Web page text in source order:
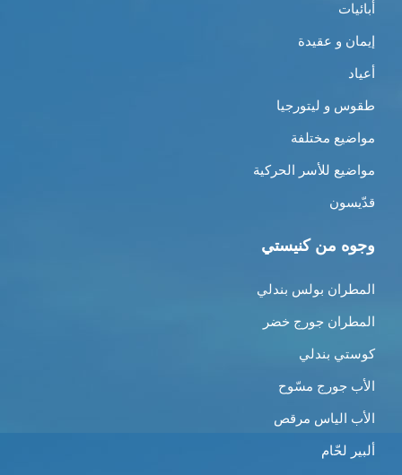
أبائيات
إيمان و عقيدة
أعياد
طقوس و ليتورجيا
مواضيع مختلفة
مواضيع للأسر الحركية
قدّيسون
وجوه من كنيستي
المطران بولس بندلي
المطران جورج خضر
كوستي بندلي
الأب جورج مسّوح
الأب الياس مرقص
ألبير لحّام